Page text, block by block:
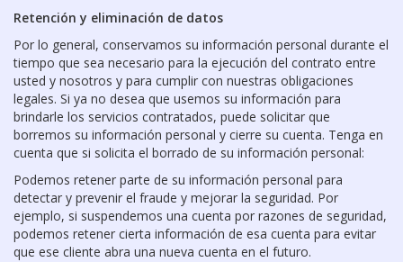
Retención y eliminación de datos
Por lo general, conservamos su información personal durante el
tiempo que sea necesario para la ejecución del contrato entre
usted y nosotros y para cumplir con nuestras obligaciones
legales. Si ya no desea que usemos su información para
brindarle los servicios contratados, puede solicitar que
borremos su información personal y cierre su cuenta. Tenga en
cuenta que si solicita el borrado de su información personal:
Podemos retener parte de su información personal para
detectar y prevenir el fraude y mejorar la seguridad. Por
ejemplo, si suspendemos una cuenta por razones de seguridad,
podemos retener cierta información de esa cuenta para evitar
que ese cliente abra una nueva cuenta en el futuro.